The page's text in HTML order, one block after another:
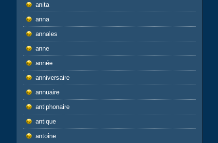
anita
anna
annales
anne
année
anniversaire
annuaire
antiphonaire
antique
antoine